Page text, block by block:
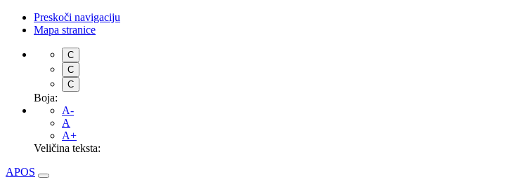
Preskoči navigaciju
Mapa stranice
C
C
C
Boja:
A-
A
A+
Veličina teksta:
APOS